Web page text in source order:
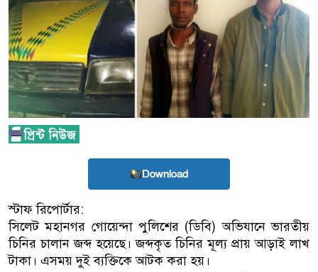
Download
স্টাফ রিপোর্টার:
সিলেট মহানগর গোয়েন্দা পুলিশের (ডিবি) অভিযানে ভারতীয়
চিনির চালান জব্দ হয়েছে। জব্দকৃত চিনির মূল্য প্রায় আড়াই লাখ
টাকা। এসময় দুই ব্যক্তিকে আটক করা হয়।